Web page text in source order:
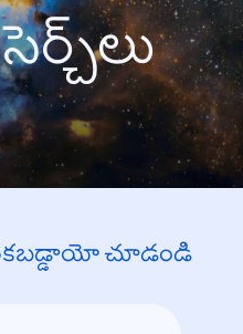
చూడండి